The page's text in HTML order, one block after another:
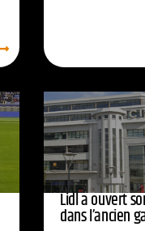
Lidl a ouvert
dans l’ancien